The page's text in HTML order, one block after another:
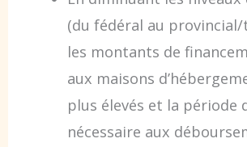
(du fédéral au
les montants de
aux maisons
plus élevés et la période
nécessaire aux